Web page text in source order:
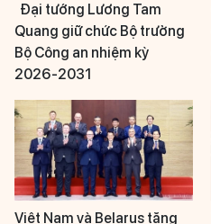
Đại tướng Lương Tam
Quang giữ chức Bộ trưởng
Bộ Công an nhiệm kỳ
2026-2031
Việt Nam và Belarus tăng